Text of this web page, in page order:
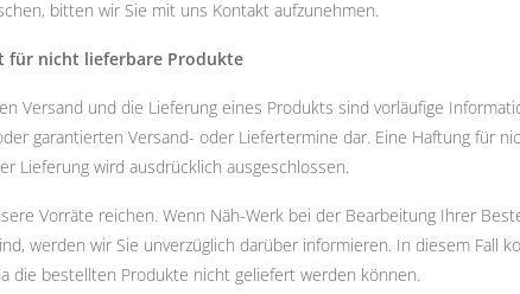
bitten wir Sie mit uns Kontakt aufzunehmen.
für nicht lieferbare Produkte
Versand und die Lieferung eines Produkts sind vorläufige
garantierten Versand- oder Liefertermine dar. Eine Haftung für
Lieferung wird ausdrücklich ausgeschlossen.
Vorräte reichen. Wenn Näh-Werk bei der Bearbeitung Ihrer
werden wir Sie unverzüglich darüber informieren. In diesem Fall
die bestellten Produkte nicht geliefert werden können.